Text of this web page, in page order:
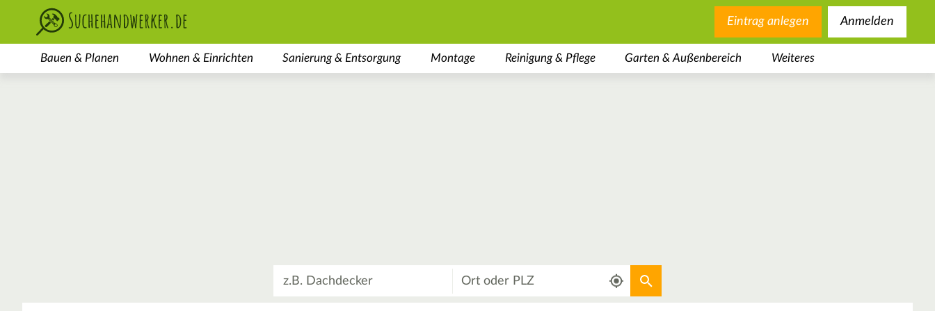
Eintrag anlegen Anmelden
Bauen & Planen Wohnen & Einrichten Sanierung & Entsorgung Montage Reinigung & Pflege Garten & Außenbereich Weiteres
Aktuellen Standort verwenden